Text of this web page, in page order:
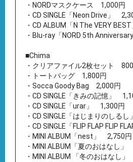
・NORDマスクケース 1,000円
・CD SINGLE「Neon Drive」
・CD ALBUM「N The VERY
・Blu-ray「NORD 5th
■Chima
・クリアファイル2枚セット
・トートバッグ 1,800円
・Socca Goody Bag 2,000円
・CD SINGLE「きみの記憶」
・CD SINGLE「urar」 1,300円
・CD SINGLE「はじまりのしるし
・CD SINGLE「FLIP FLAP FLIP
・MINI ALBUM「nest」 2,750円
・MINI ALBUM「夏のおはなし
・MINI ALBUM 「冬のおはなし